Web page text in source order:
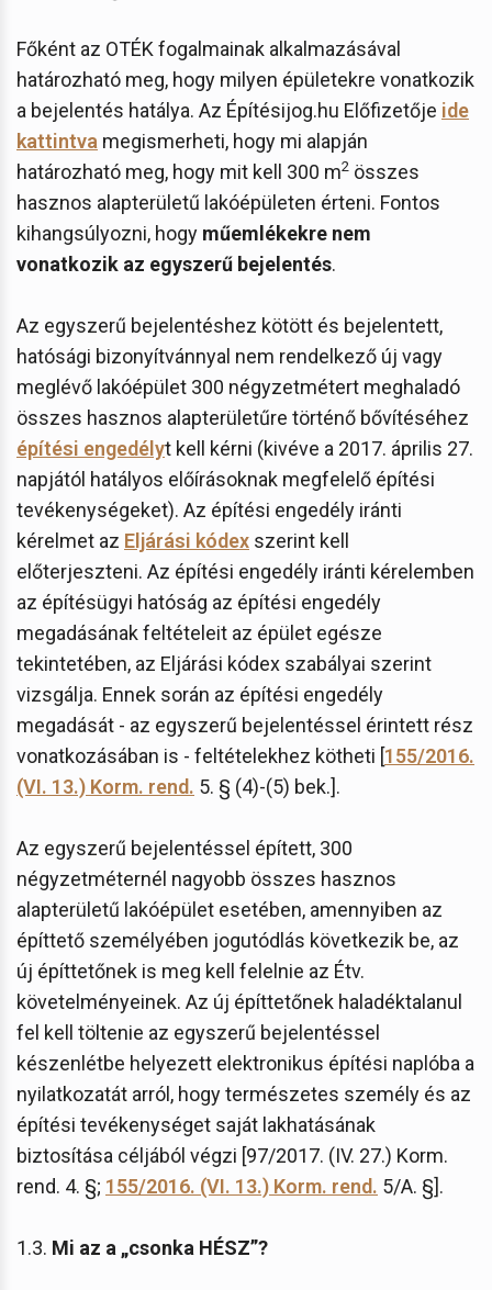
Főként az OTÉK fogalmainak alkalmazásával
határozható meg, hogy milyen épületekre vonatkozik
a bejelentés hatálya. Az Építésijog.hu Előfizetője ide
kattintva megismerheti, hogy mi alapján
határozható meg, hogy mit kell 300 m2 összes
hasznos alapterületű lakóépületen érteni. Fontos
kihangsúlyozni, hogy műemlékekre nem
vonatkozik az egyszerű bejelentés.
Az egyszerű bejelentéshez kötött és bejelentett,
hatósági bizonyítvánnyal nem rendelkező új vagy
meglévő lakóépület 300 négyzetmétert meghaladó
összes hasznos alapterületűre történő bővítéséhez
építési engedélyt kell kérni (kivéve a 2017. április 27.
napjától hatályos előírásoknak megfelelő építési
tevékenységeket). Az építési engedély iránti
kérelmet az Eljárási kódex szerint kell
előterjeszteni. Az építési engedély iránti kérelemben
az építésügyi hatóság az építési engedély
megadásának feltételeit az épület egésze
tekintetében, az Eljárási kódex szabályai szerint
vizsgálja. Ennek során az építési engedély
megadását - az egyszerű bejelentéssel érintett rész
vonatkozásában is - feltételekhez kötheti [155/2016.
(VI. 13.) Korm. rend. 5. § (4)-(5) bek.].
Az egyszerű bejelentéssel épített, 300
négyzetméternél nagyobb összes hasznos
alapterületű lakóépület esetében, amennyiben az
építtető személyében jogutódlás következik be, az
új építtetőnek is meg kell felelnie az Étv.
követelményeinek. Az új építtetőnek haladéktalanul
fel kell töltenie az egyszerű bejelentéssel
készenlétbe helyezett elektronikus építési naplóba a
nyilatkozatát arról, hogy természetes személy és az
építési tevékenységet saját lakhatásának
biztosítása céljából végzi [97/2017. (IV. 27.) Korm.
rend. 4. §; 155/2016. (VI. 13.) Korm. rend. 5/A. §].
1.3. Mi az a „csonka HÉSZ”?